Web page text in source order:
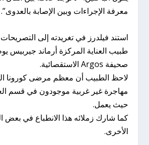
معرفة الإجراءات وبين الإصابة بالعدوى”.
استند فيلدرز في تغريدته إلى التصريحات
طبيب العناية المركزة أرماند جيربيس
صحيفة Argos الاستقصائية.
لاحظ الطبيب أن معظم مرضى كورونا
مهاجرة غير غربية موجودون في قسم
حيث يعمل.
كما شارك زملائه هذا الانطباع في بعض
الأخرى.